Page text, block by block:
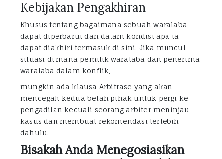
Kebijakan Pengakhiran
Khusus tentang bagaimana sebuah waralaba
dapat diperbarui dan dalam kondisi apa ia
dapat diakhiri termasuk di sini. Jika muncul
situasi di mana pemilik waralaba dan penerima
waralaba dalam konflik,
mungkin ada klausa Arbitrase yang akan
mencegah kedua belah pihak untuk pergi ke
pengadilan kecuali seorang arbiter meninjau
kasus dan membuat rekomendasi terlebih
dahulu.
Bisakah Anda Menegosiasikan